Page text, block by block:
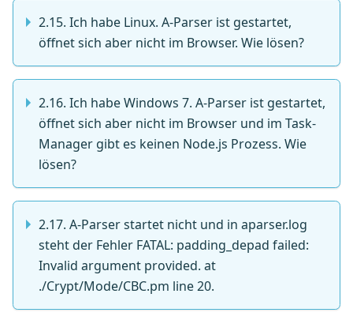
2.15. Ich habe Linux. A-Parser ist gestartet,
öffnet sich aber nicht im Browser. Wie lösen?
2.16. Ich habe Windows 7. A-Parser ist gestartet,
öffnet sich aber nicht im Browser und im Task-
Manager gibt es keinen Node.js Prozess. Wie
lösen?
2.17. A-Parser startet nicht und in aparser.log
steht der Fehler FATAL: padding_depad failed:
Invalid argument provided. at
./Crypt/Mode/CBC.pm line 20.